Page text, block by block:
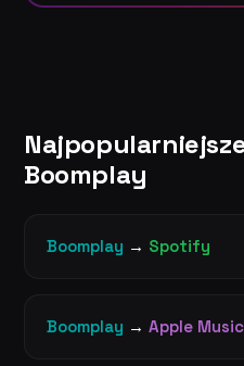
Boomplay
Boomplay → Spotify
Boomplay → Apple Music